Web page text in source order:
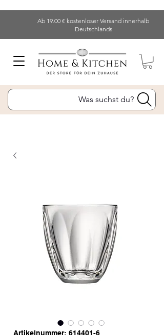
Ab 19.00 € kostenloser Versand innerhalb
Deutschlands
Was suchst du?
Artikelnummer: 614401-6